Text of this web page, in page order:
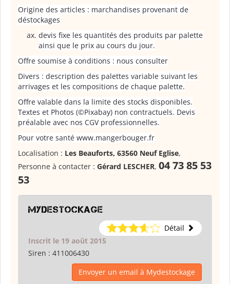
Origine des articles : marchandises provenant de
déstockages
devis fixe les quantités des produits par palette
ainsi que le prix au cours du jour.
Offre soumise à conditions : nous consulter
Divers : description des palettes variable suivant les
arrivages et les compositions de chaque palette.
Offre valable dans la limite des stocks disponibles.
Textes et Photos (©Pixabay) non contractuels. Devis
préalable avec nos CGV professionnelles.
Pour votre santé www.mangerbouger.fr
Localisation : Les Beauforts, 63560 Neuf Eglise,
Personne à contacter : Gérard LESCHER, 04 73 85 53
53
Mydestockage
Détail
Inscrit le 19 août 2015
Siren : 411006430
Envoyer un email à Mydestockage